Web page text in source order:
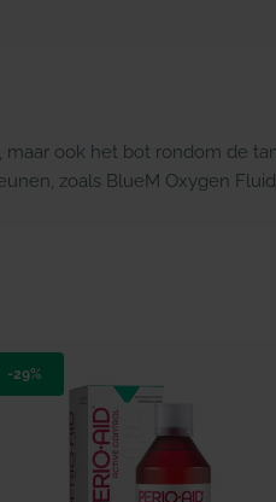
ook het bot rondom de
zoals BlueM Oxygen
-29%